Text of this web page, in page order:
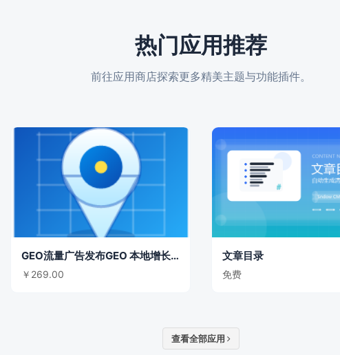
热门应用推荐
前往应用商店探索更多精美主题与功能插件。
GEO流量广告发布GEO 本地增长主题
￥269.00
文章目录
免费
查看全部应用